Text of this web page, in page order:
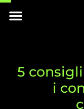
Skip
Menu
5
i